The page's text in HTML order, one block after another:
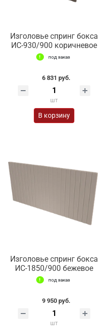
Изголовье спринг бокса
ИС-930/900 коричневое
под заказ
6 831 руб.
шт
В корзину
Изголовье спринг бокса
ИС-1850/900 бежевое
под заказ
9 950 руб.
шт